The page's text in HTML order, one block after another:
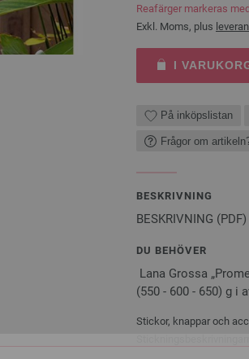
Reafärger markeras
Exkl. Moms, plus
I
På inköpslistan
Frågor om
BESKRIVNING
BESKRIVNING
DU BEHÖVER
Lana Grossa
(550 - 600 - 650) g i
Stickor, knappar och